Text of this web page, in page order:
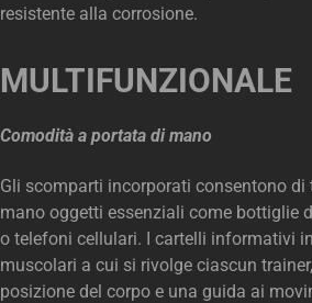
resistente alla corrosione.
MULTIFUNZIONALE
Comodità a portata di mano
Gli scomparti incorporati consentono di
mano oggetti essenziali come bottiglie
o telefoni cellulari. I cartelli informativi
muscolari a cui si rivolge ciascun
posizione del corpo e una guida ai